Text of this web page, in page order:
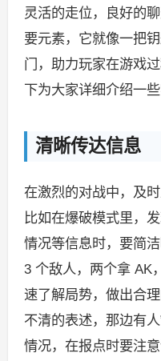
灵活的走位，良好的
要元素，它就像一把
门，助力玩家在游戏
下为大家详细介绍一
清晰传达信息
在激烈的对战中，及
比如在爆破模式里，
情况等信息时，要简
3 个敌人，两个拿 AK
速了解局势，做出合
不清的表述，那边有
情况，在报点时要注